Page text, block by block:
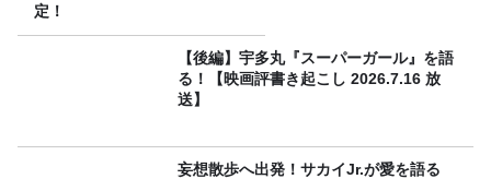
定！
【後編】宇多丸『スーパーガール』を語
る！【映画評書き起こし 2026.7.16 放
送】
妄想散歩へ出発！サカイJr.が愛を語る